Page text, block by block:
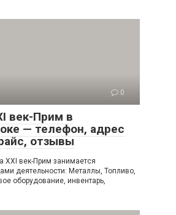
0
век-Прим в
— телефон, адрес
отзывы
XXI век-Прим занимается
деятельности: Металлы, Топливо,
оборудование, инвентарь,